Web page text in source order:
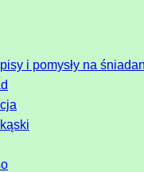
i pomysły na